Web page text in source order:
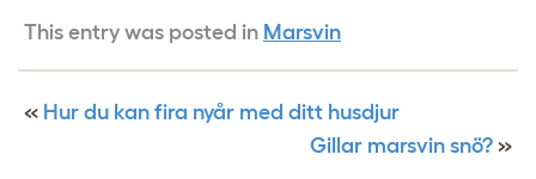
This entry was posted in Marsvin
« Hur du kan fira nyår med ditt husdjur
Gillar marsvin snö? »